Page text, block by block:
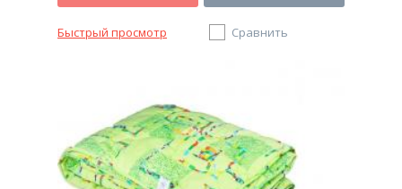
Быстрый просмотр Сравнить